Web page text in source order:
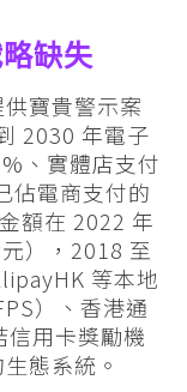
缺失
寶貴警示案
2030 年電子
、實體店支付
佔電商支付的
額在 2022 年
），2018 至
等本地
）、香港通
信用卡獎勵機
態系統。